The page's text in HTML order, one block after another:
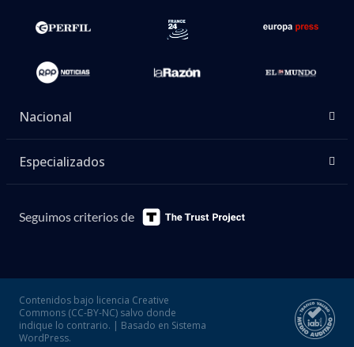
Nacional
Especializados
Seguimos criterios de
Contenidos bajo licencia Creative
Commons (CC-BY-NC) salvo donde
indique lo contrario. | Basado en Sistema
WordPress.